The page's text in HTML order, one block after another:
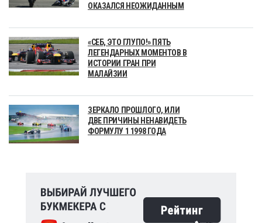
ОКАЗАЛСЯ НЕОЖИДАННЫМ
«СЕБ, ЭТО ГЛУПО!» ПЯТЬ
ЛЕГЕНДАРНЫХ МОМЕНТОВ В
ИСТОРИИ ГРАН ПРИ
МАЛАЙЗИИ
ЗЕРКАЛО ПРОШЛОГО, ИЛИ
ДВЕ ПРИЧИНЫ НЕНАВИДЕТЬ
ФОРМУЛУ 1 1998 ГОДА